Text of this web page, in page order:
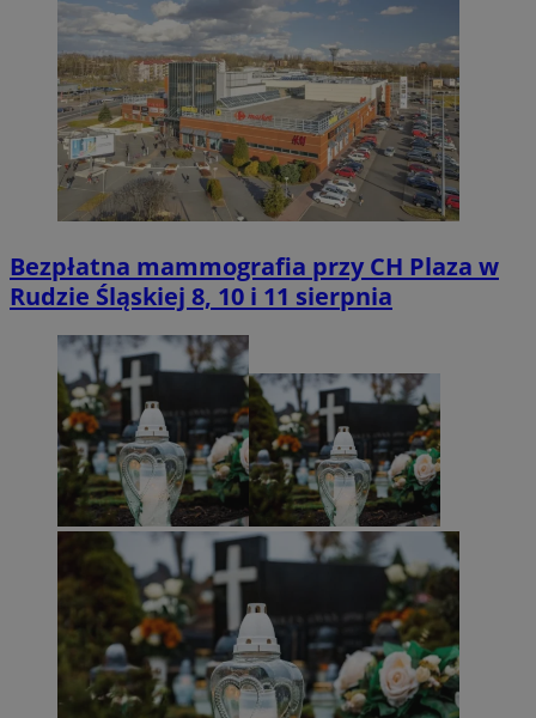
Bezpłatna mammografia przy CH Plaza w
Rudzie Śląskiej 8, 10 i 11 sierpnia